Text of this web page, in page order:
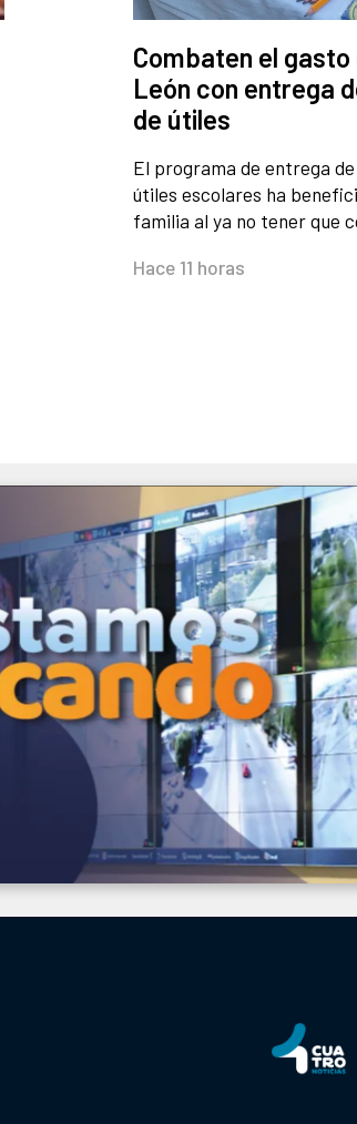
Combaten el
León con entrega
de útiles
El programa de entrega
útiles escolares ha
familia al ya no tener que
Hace 11 horas